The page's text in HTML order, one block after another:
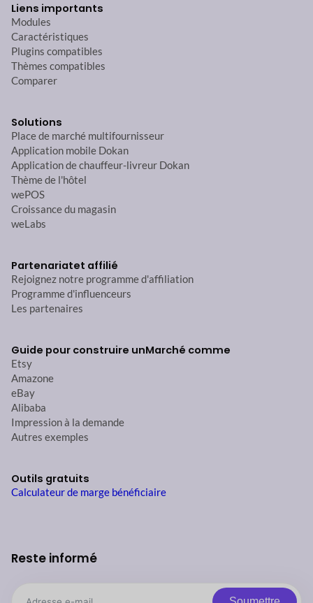
Liens importants
Modules
Caractéristiques
Plugins compatibles
Thèmes compatibles
Comparer
Solutions
Place de marché multifournisseur
Application mobile Dokan
Application de chauffeur-livreur Dokan
Thème de l'hôtel
wePOS
Croissance du magasin
weLabs
Partenariatet affilié
Rejoignez notre programme d'affiliation
Programme d'influenceurs
Les partenaires
Guide pour construire unMarché comme
Etsy
Amazone
eBay
Alibaba
Impression à la demande
Autres exemples
Outils gratuits
Calculateur de marge bénéficiaire
Reste informé